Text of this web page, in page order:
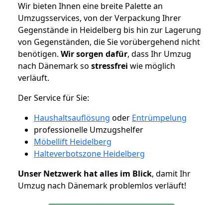
Wir bieten Ihnen eine breite Palette an
Umzugsservices, von der Verpackung Ihrer
Gegenstände in Heidelberg bis hin zur Lagerung
von Gegenständen, die Sie vorübergehend nicht
benötigen. Wir sorgen dafür, dass Ihr Umzug
nach Dänemark so stressfrei wie möglich
verläuft.
Der Service für Sie:
Haushaltsauflösung oder Entrümpelung
professionelle Umzugshelfer
Möbellift Heidelberg
Halteverbotszone Heidelberg
Unser Netzwerk hat alles im Blick, damit Ihr
Umzug nach Dänemark problemlos verläuft!